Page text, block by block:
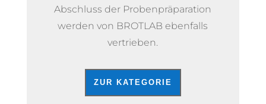
Abschluss der Probenpräparation
werden von BROTLAB ebenfalls
vertrieben.
ZUR KATEGORIE